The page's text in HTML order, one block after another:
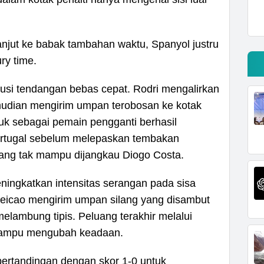
ke babak tambahan waktu, Spanyol justru
time.
tendangan bebas cepat. Rodri mengalirkan
mengirim umpan terobosan ke kotak
sebagai pemain pengganti berhasil
sebelum melepaskan tembakan
tak mampu dijangkau Diogo Costa.
intensitas serangan pada sisa
mengirim umpan silang yang disambut
tipis. Peluang terakhir melalui
mengubah keadaan.
dengan skor 1-0 untuk